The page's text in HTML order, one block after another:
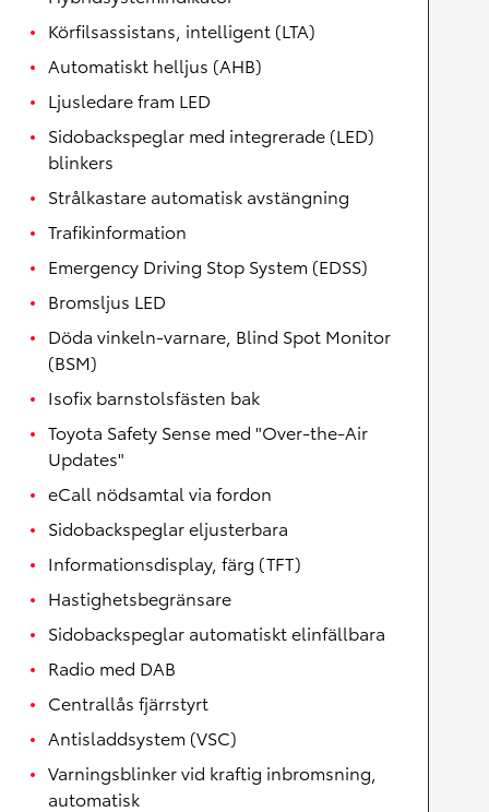
Körfilsassistans, intelligent (LTA)
Automatiskt helljus (AHB)
Ljusledare fram LED
Sidobackspeglar med integrerade (LED)
blinkers
Strålkastare automatisk avstängning
Trafikinformation
Emergency Driving Stop System (EDSS)
Bromsljus LED
Döda vinkeln-varnare, Blind Spot Monitor
(BSM)
Isofix barnstolsfästen bak
Toyota Safety Sense med "Over-the-Air
Updates"
eCall nödsamtal via fordon
Sidobackspeglar eljusterbara
Informationsdisplay, färg (TFT)
Hastighetsbegränsare
Sidobackspeglar automatiskt elinfällbara
Radio med DAB
Centrallås fjärrstyrt
Antisladdsystem (VSC)
Varningsblinker vid kraftig inbromsning,
automatisk